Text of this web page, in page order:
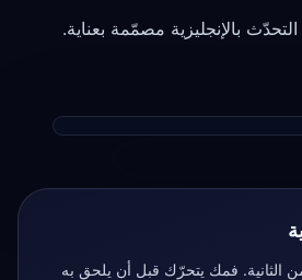
بالإنجليزية مصمّمة بعناية.
الثانية. فمك يتحرّك قبل أن يلحق به